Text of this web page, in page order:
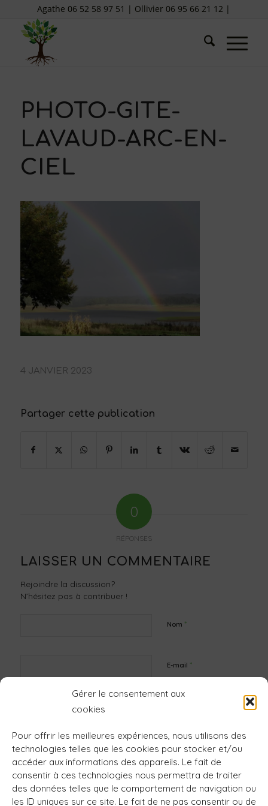
Gérer le consentement aux
cookies
Pour offrir les meilleures expériences, nous utilisons des
technologies telles que les cookies pour stocker et/ou
accéder aux informations des appareils. Le fait de
consentir à ces technologies nous permettra de traiter
des données telles que le comportement de navigation ou
les ID uniques sur ce site. Le fait de ne pas consentir ou de
Agathe 06 52 58 97 51 | Ollivier 06 95 66 21 12 |
PHOTO-GITE-
LAVAUD-ARC-EN-
CIEL
4 JANVIER 2023
Partager cette publication
0
RÉPONSES
LAISSER UN COMMENTAIRE
Rejoindre la discussion?
N’hésitez pas à contribuer !
Nom *
E-mail *